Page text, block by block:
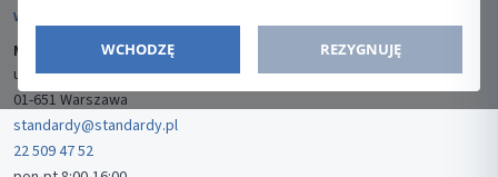
WCHODZĘ REZYGNUJĘ
WYDAWCA
Media-Press Sp. z o.o.
ul. Gwiaździsta 7B/8
01-651 Warszawa
standardy@standardy.pl
22 509 47 52